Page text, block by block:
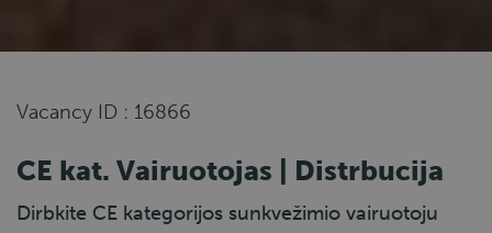
Vacancy ID : 16866
CE kat. Vairuotojas | Distrbucija
Dirbkite CE kategorijos sunkvežimio vairuotoju